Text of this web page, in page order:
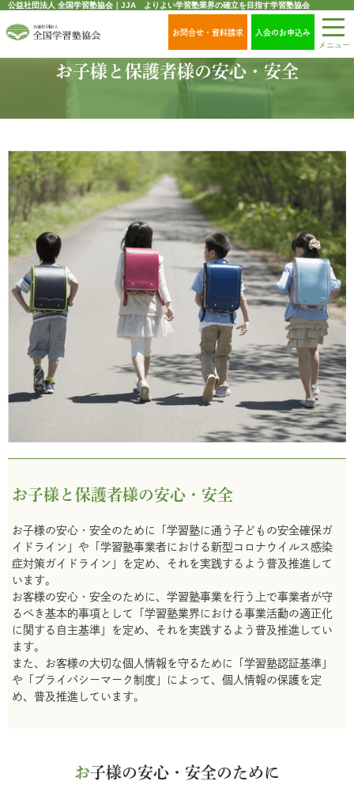
公益社団法人 全国学習塾協会｜JJA よりよい学習塾業界の確立を目指す学習塾協会
お問合せ・資料請求
入会のお申込み
メニュー
お子様と保護者様の安心・安全
お子様と保護者様の安心・安全
お子様の安心・安全のために「学習塾に通う子どもの安全確保ガ
イドライン」や「学習塾事業者における新型コロナウイルス感染
症対策ガイドライン」を定め、それを実践するよう普及推進して
います。
お客様の安心・安全のために、学習塾事業を行う上で事業者が守
るべき基本的事項として「学習塾業界における事業活動の適正化
に関する自主基準」を定め、それを実践するよう普及推進してい
ます。
また、お客様の大切な個人情報を守るために「学習塾認証基準」
や「プライバシーマーク制度」によって、個人情報の保護を定
め、普及推進しています。
お子様の安心・安全のために